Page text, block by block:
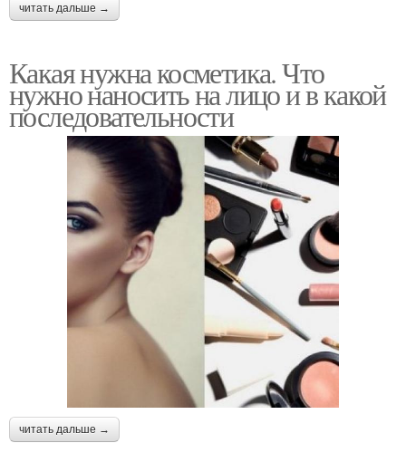
читать дальше →
Какая нужна косметика. Что
нужно наносить на лицо и в какой
последовательности
читать дальше →